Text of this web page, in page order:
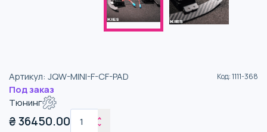
Артикул: JQW-MINI-F-CF-PAD Код:1111-368
Под заказ
Тюнинг
₴36450.00